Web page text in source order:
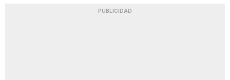
PUBLICIDAD